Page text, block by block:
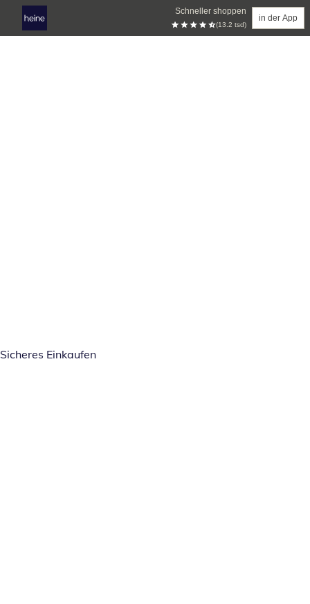
Schneller shoppen
(13.2 tsd)
in der App
Sicheres Einkaufen